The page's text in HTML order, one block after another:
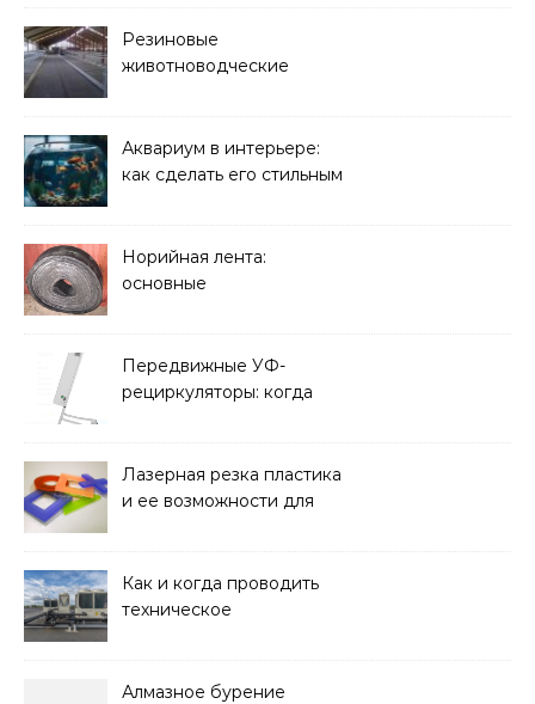
Резиновые
животноводческие
решать
Аквариум в интерьере:
как сделать его стильным
Норийная лента:
основные
и советы по выбору
Передвижные УФ-
рециркуляторы: когда
Лазерная резка пластика
и ее возможности для
Как и когда проводить
техническое
Алмазное бурение